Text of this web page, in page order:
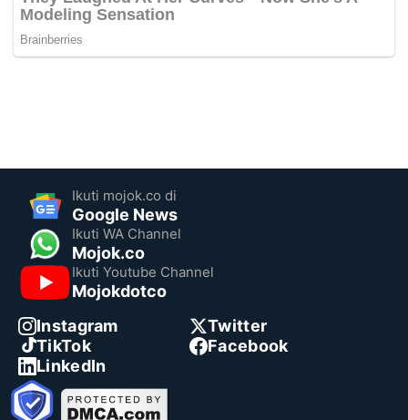
Ikuti mojok.co di
Google News
Ikuti WA Channel
Mojok.co
Ikuti Youtube Channel
Mojokdotco
Instagram
Twitter
TikTok
Facebook
LinkedIn